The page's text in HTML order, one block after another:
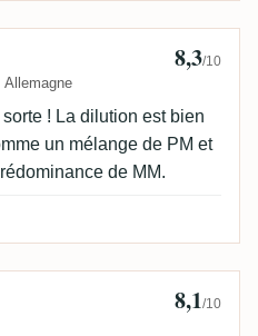
Allemagne
8,3/10
! La dilution est bien
un mélange de PM et
de MM.
8,1/10